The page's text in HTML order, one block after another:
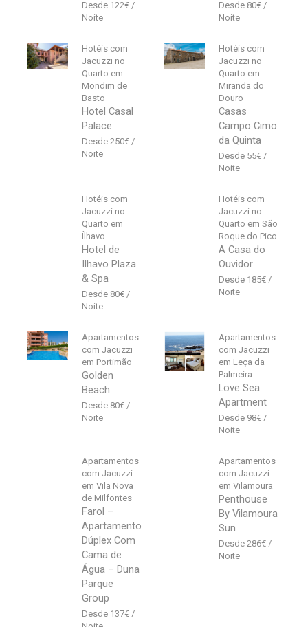
122€ 80€
Hotéis com
Jacuzzi no
Quarto em
Mondim de
Basto
Hotel Casal
Palace
250€
Hotéis com
Jacuzzi no
Quarto em
Miranda do
Douro
Casas
Campo Cimo
da Quinta
55€
Hotéis com
Jacuzzi no
Quarto em
Ílhavo
Hotel de
Ilhavo Plaza
& Spa
80€
Hotéis com
Jacuzzi no
Quarto em São
Roque do Pico
A Casa do
Ouvidor
185€
Apartamentos
com Jacuzzi
em Portimão
Golden
Beach
80€
Apartamentos
com Jacuzzi
em Leça da
Palmeira
Love Sea
Apartment
98€
Apartamentos
com Jacuzzi
em Vila Nova
de Milfontes
Farol –
Apartamento
Dúplex Com
Cama de
Água – Duna
Parque
Group
137€
Apartamentos
com Jacuzzi
em Vilamoura
Penthouse
By Vilamoura
Sun
286€